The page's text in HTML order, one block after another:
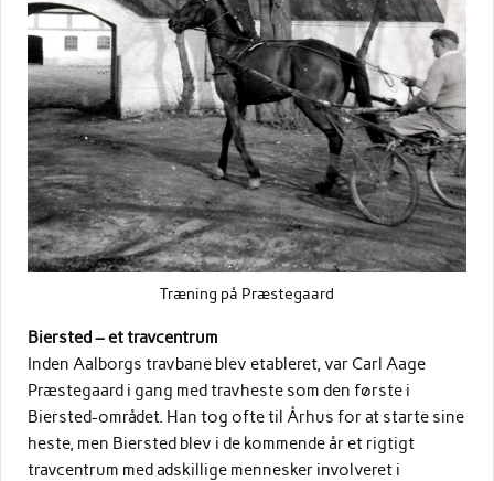
Træning på Præstegaard
Biersted – et travcentrum
Inden Aalborgs travbane blev etableret, var Carl Aage
Præstegaard i gang med travheste som den første i
Biersted-området. Han tog ofte til Århus for at starte sine
heste, men Biersted blev i de kommende år et rigtigt
travcentrum med adskillige mennesker involveret i